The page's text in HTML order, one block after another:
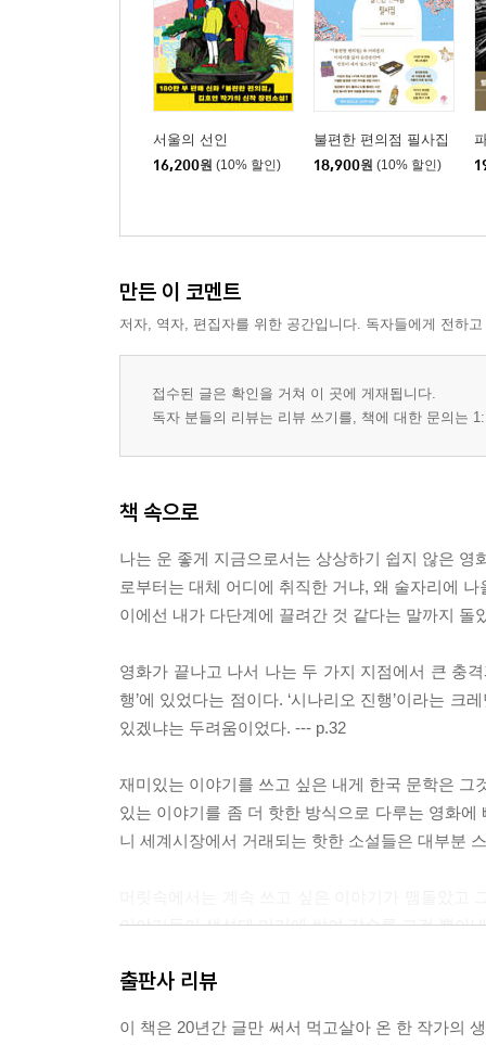
서울의 선인
16,200원 (10% 할인)
불편한 편의점 필사집
18,900원 (10% 할인)
만든 이 코멘트
저자, 역자, 편집자를 위한 공간입니다. 독자들에게 전하
접수된 글은 확인을 거쳐 이 곳에 게재됩니다.
독자 분들의 리뷰는 리뷰 쓰기를, 책에 대한 문의는
책 속으로
나는 운 좋게 지금으로서는 상상하기 쉽지 않은
로부터는 대체 어디에 취직한 거냐, 왜 술자리에
이에선 내가 다단계에 끌려간 것 같다는 말까지 돌
영화가 끝나고 나서 나는 두 가지 지점에서 큰 충
행’에 있었다는 점이다. ‘시나리오 진행’이라는
있겠냐는 두려움이었다. --- p.32
재미있는 이야기를 쓰고 싶은 내게 한국 문학은
있는 이야기를 좀 더 핫한 방식으로 다루는 영화
니 세계시장에서 거래되는 핫한 소설들은 대부분
이야기들이 생성돼 머리에 쌓여 갈수록 그걸 뽑아
비록 작은 공간이지만 생활과 작업을 분리해야겠
출판사 리뷰
이 책은 20년간 글만 써서 먹고살아 온 한 작가의